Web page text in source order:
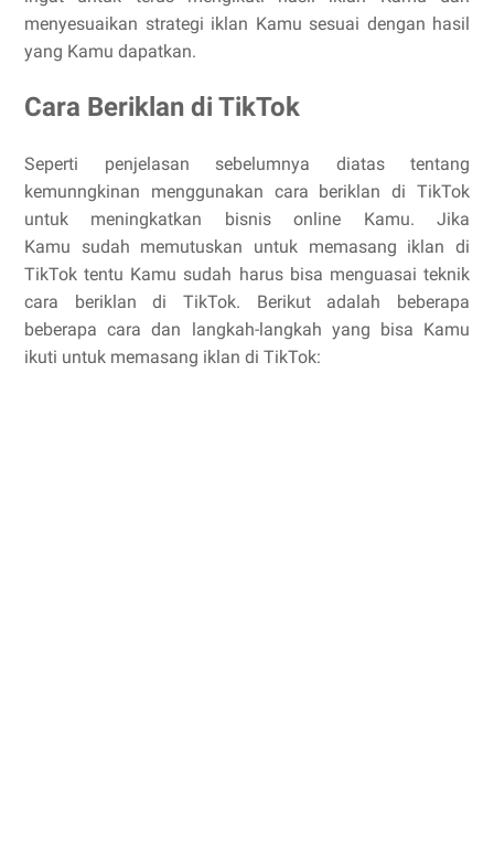
menyesuaikan strategi iklan Kamu sesuai dengan hasil
yang Kamu dapatkan.
Cara Beriklan di TikTok
Seperti penjelasan sebelumnya diatas tentang
kemunngkinan menggunakan cara beriklan di TikTok
untuk meningkatkan bisnis online Kamu. Jika
Kamu sudah memutuskan untuk memasang iklan di
TikTok tentu Kamu sudah harus bisa menguasai teknik
cara beriklan di TikTok. Berikut adalah beberapa
beberapa cara dan langkah-langkah yang bisa Kamu
ikuti untuk memasang iklan di TikTok: